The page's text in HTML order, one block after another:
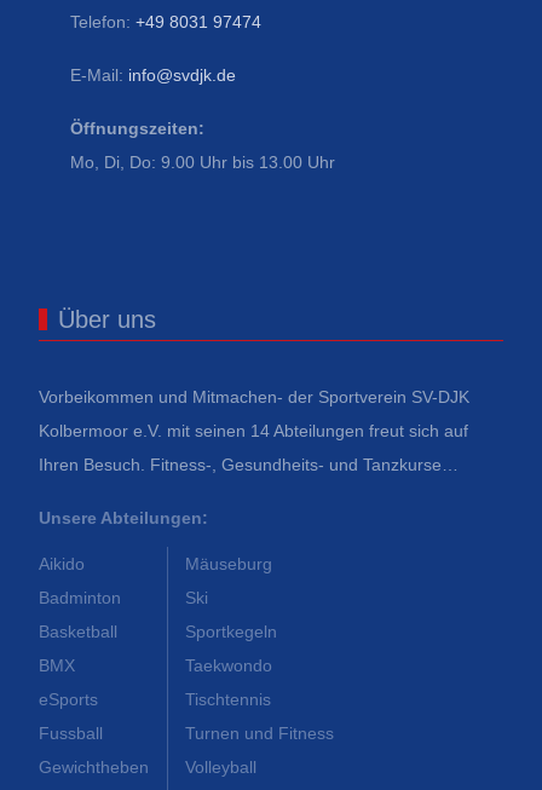
Telefon: +49 8031 97474
E-Mail: info@svdjk.de
Öffnungszeiten:
Mo, Di, Do: 9.00 Uhr bis 13.00 Uhr
Über uns
Vorbeikommen und Mitmachen- der Sportverein SV-DJK
Kolbermoor e.V. mit seinen 14 Abteilungen freut sich auf
Ihren Besuch. Fitness-, Gesundheits- und Tanzkurse…
Unsere Abteilungen:
Aikido
Badminton
Basketball
BMX
eSports
Fussball
Gewichtheben
Mäuseburg
Ski
Sportkegeln
Taekwondo
Tischtennis
Turnen und Fitness
Volleyball